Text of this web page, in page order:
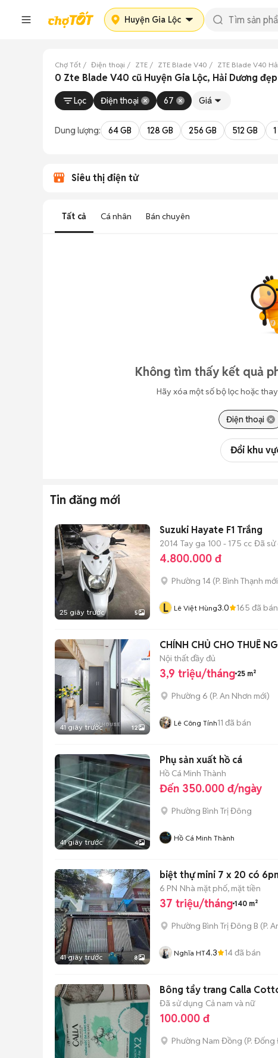
Huyện Gia Lộc
Chợ Tốt Điện thoại ZTE ZTE Blade V40 ZTE Blade V40
0 Zte Blade V40 cũ Huyện Gia Lộc, Hải Dương đẹp
Lọc Điện thoại 67 Giá
Dung lượng: 64 GB 128 GB 256 GB 512 GB
Siêu thị điện tử
Tất cả Cá nhân Bán chuyên
Không tìm thấy kết quả
Hãy xóa một số bộ lọc hoặc
Điện thoại
Đổi khu
Tin đăng mới
25 giây trước 5
Suzuki Hayate F1 Trắng
2014 Tay ga 100 - 175 cc Đã sử
4.800.000 đ
Phường 14 (P. Bình Thạnh
L Lê Việt Hùng3.0 165 đã bán
41 giây trước 12
CHÍNH CHỦ CHO THUÊ
Nội thất đầy đủ
3,9 triệu/tháng 25 m²
Phường 6 (P. An Nhơn mới)
Lê Công Tính11 đã bán
41 giây trước 4
Phụ sản xuất hồ cá
Hồ Cá Minh Thành
Đến 350.000 đ/ngày
Phường Bình Trị Đông
Hồ Cá Minh Thành
41 giây trước 8
biệt thự mini 7 x 20 có
6 PN Nhà mặt phố, mặt tiền
37 triệu/tháng 140 m²
Phường Bình Trị Đông B (P.
Nghĩa HT4.3 14đã bán
Bông tẩy trang Calla
Đã sử dụng Cả nam và nữ
100.000 đ
Phường Nam Đồng (P. Đống